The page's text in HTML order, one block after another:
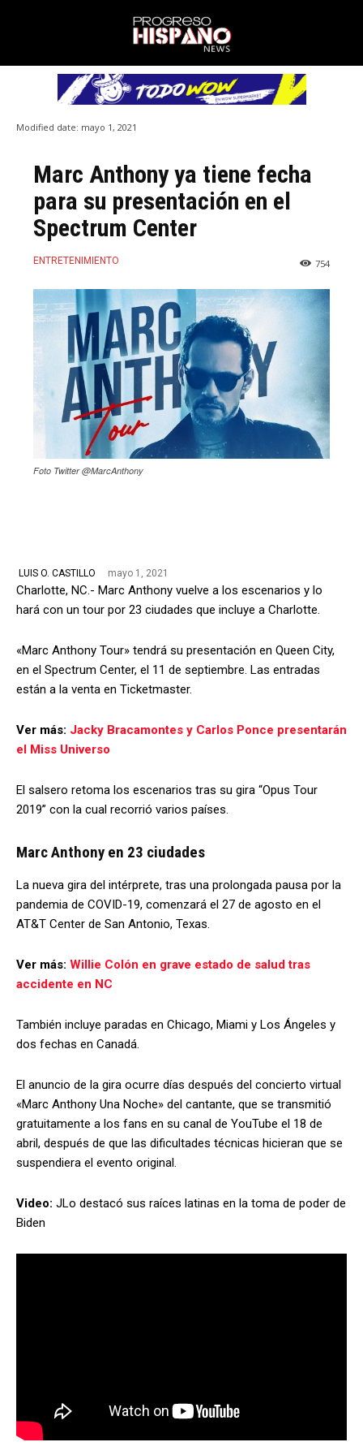
Modified date: mayo 1, 2021
Marc Anthony ya tiene fecha
para su presentación en el
Spectrum Center
ENTRETENIMIENTO 754
Foto Twitter @MarcAnthony
LUIS O. CASTILLO mayo 1, 2021
Charlotte, NC.- Marc Anthony vuelve a los escenarios y lo
hará con un tour por 23 ciudades que incluye a Charlotte.
«Marc Anthony Tour» tendrá su presentación en Queen City,
en el Spectrum Center, el 11 de septiembre. Las entradas
están a la venta en Ticketmaster.
Ver más: Jacky Bracamontes y Carlos Ponce presentarán
el Miss Universo
El salsero retoma los escenarios tras su gira “Opus Tour
2019” con la cual recorrió varios países.
Marc Anthony en 23 ciudades
La nueva gira del intérprete, tras una prolongada pausa por la
pandemia de COVID-19, comenzará el 27 de agosto en el
AT&T Center de San Antonio, Texas.
Ver más: Willie Colón en grave estado de salud tras
accidente en NC
También incluye paradas en Chicago, Miami y Los Ángeles y
dos fechas en Canadá.
El anuncio de la gira ocurre días después del concierto virtual
«Marc Anthony Una Noche» del cantante, que se transmitió
gratuitamente a los fans en su canal de YouTube el 18 de
abril, después de que las dificultades técnicas hicieran que se
suspendiera el evento original.
Video: JLo destacó sus raíces latinas en la toma de poder de
Biden